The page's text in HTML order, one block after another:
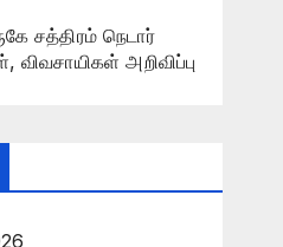
சத்திரம் நெடார்
அறிவிப்பு